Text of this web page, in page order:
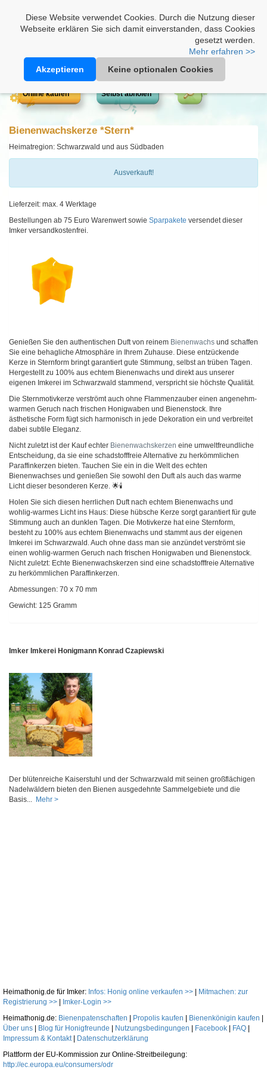
Diese Website verwendet Cookies. Durch die Nutzung dieser
Webseite erklären Sie sich damit einverstanden, dass Cookies
gesetzt werden.
Mehr erfahren >>
Akzeptieren
Keine optionalen Cookies
Online kaufen Selbst abholen
Bienenwachskerze *Stern*
Heimatregion: Schwarzwald und aus Südbaden
Ausverkauft!
Lieferzeit: max. 4 Werktage
Bestellungen ab 75 Euro Warenwert sowie Sparpakete versendet dieser
Imker versandkostenfrei.
Genießen Sie den authentischen Duft von reinem Bienenwachs und schaffen
Sie eine behagliche Atmosphäre in Ihrem Zuhause. Diese entzückende
Kerze in Sternform bringt garantiert gute Stimmung, selbst an trüben Tagen.
Hergestellt zu 100% aus echtem Bienenwachs und direkt aus unserer
eigenen Imkerei im Schwarzwald stammend, verspricht sie höchste Qualität.
Die Sternmotivkerze verströmt auch ohne Flammenzauber einen angenehm-
warmen Geruch nach frischen Honigwaben und Bienenstock. Ihre
ästhetische Form fügt sich harmonisch in jede Dekoration ein und verbreitet
dabei subtile Eleganz.
Nicht zuletzt ist der Kauf echter Bienenwachskerzen eine umweltfreundliche
Entscheidung, da sie eine schadstofffreie Alternative zu herkömmlichen
Paraffinkerzen bieten. Tauchen Sie ein in die Welt des echten
Bienenwachses und genießen Sie sowohl den Duft als auch das warme
Licht dieser besonderen Kerze. 🌟🕯️
Holen Sie sich diesen herrlichen Duft nach echtem Bienenwachs und
wohlig-warmes Licht ins Haus: Diese hübsche Kerze sorgt garantiert für gute
Stimmung auch an dunklen Tagen. Die Motivkerze hat eine Sternform,
besteht zu 100% aus echtem Bienenwachs und stammt aus der eigenen
Imkerei im Schwarzwald. Auch ohne dass man sie anzündet verströmt sie
einen wohlig-warmen Geruch nach frischen Honigwaben und Bienenstock.
Nicht zuletzt: Echte Bienenwachskerzen sind eine schadstofffreie Alternative
zu herkömmlichen Paraffinkerzen.
Abmessungen: 70 x 70 mm
Gewicht: 125 Gramm
Imker Imkerei Honigmann Konrad Czapiewski
Der blütenreiche Kaiserstuhl und der Schwarzwald mit seinen großflächigen
Nadelwäldern bieten den Bienen ausgedehnte Sammelgebiete und die
Basis... Mehr >
Heimathonig.de für Imker: Infos: Honig online verkaufen >>
Mitmachen: zur
Registrierung >>
Imker-Login >>
Heimathonig.de: Bienenpatenschaften Propolis kaufen Bienenkönigin kaufen
Über uns
Blog für Honigfreunde Nutzungsbedingungen Facebook FAQ
Impressum & Kontakt|
Datenschutzerklärung
Plattform der EU-Kommission zur Online-Streitbeilegung:
http://ec.europa.eu/consumers/odr